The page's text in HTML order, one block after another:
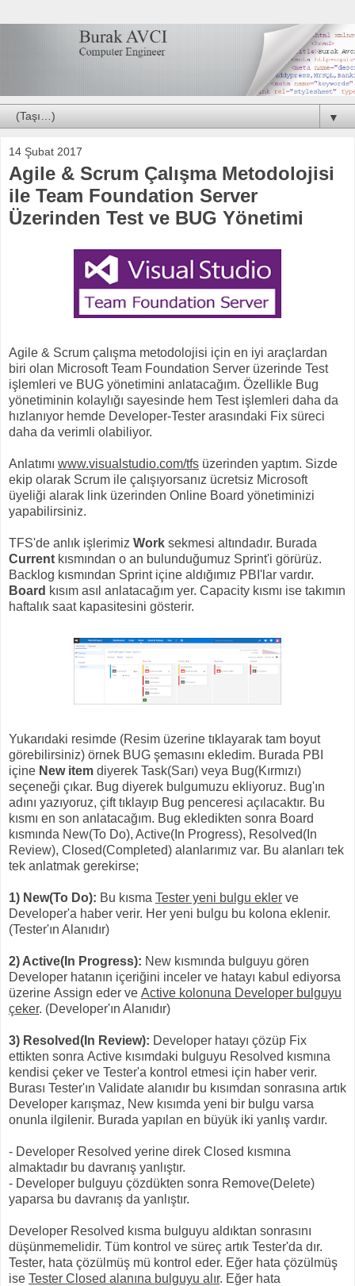
▼
14 Şubat 2017
Agile & Scrum Çalışma Metodolojisi
ile Team Foundation Server
Üzerinden Test ve BUG Yönetimi
Agile & Scrum çalışma metodolojisi için en iyi araçlardan
biri olan Microsoft Team Foundation Server üzerinde Test
işlemleri ve BUG yönetimini anlatacağım. Özellikle Bug
yönetiminin kolaylığı sayesinde hem Test işlemleri daha da
hızlanıyor hemde Developer-Tester arasındaki Fix süreci
daha da verimli olabiliyor.
Anlatımı www.visualstudio.com/tfs üzerinden yaptım. Sizde
ekip olarak Scrum ile çalışıyorsanız ücretsiz Microsoft
üyeliği alarak link üzerinden Online Board yönetiminizi
yapabilirsiniz.
TFS'de anlık işlerimiz Work sekmesi altındadır. Burada
Current kısmından o an bulunduğumuz Sprint'i görürüz.
Backlog kısmından Sprint içine aldığımız PBI'lar vardır.
Board kısım asıl anlatacağım yer. Capacity kısmı ise takımın
haftalık saat kapasitesini gösterir.
Yukarıdaki resimde (Resim üzerine tıklayarak tam boyut
görebilirsiniz) örnek BUG şemasını ekledim. Burada PBI
içine New item diyerek Task(Sarı) veya Bug(Kırmızı)
seçeneği çıkar. Bug diyerek bulgumuzu ekliyoruz. Bug'ın
adını yazıyoruz, çift tıklayıp Bug penceresi açılacaktır. Bu
kısmı en son anlatacağım. Bug ekledikten sonra Board
kısmında New(To Do), Active(In Progress), Resolved(In
Review), Closed(Completed) alanlarımız var. Bu alanları tek
tek anlatmak gerekirse;
1) New(To Do): Bu kısma Tester yeni bulgu ekler ve
Developer'a haber verir. Her yeni bulgu bu kolona eklenir.
(Tester'ın Alanıdır)
2) Active(In Progress): New kısmında bulguyu gören
Developer hatanın içeriğini inceler ve hatayı kabul ediyorsa
üzerine Assign eder ve Active kolonuna Developer bulguyu
çeker. (Developer'ın Alanıdır)
3) Resolved(In Review): Developer hatayı çözüp Fix
ettikten sonra Active kısımdaki bulguyu Resolved kısmına
kendisi çeker ve Tester'a kontrol etmesi için haber verir.
Burası Tester'ın Validate alanıdır bu kısımdan sonrasına artık
Developer karışmaz, New kısımda yeni bir bulgu varsa
onunla ilgilenir. Burada yapılan en büyük iki yanlış vardır.
- Developer Resolved yerine direk Closed kısmına
almaktadır bu davranış yanlıştır.
- Developer bulguyu çözdükten sonra Remove(Delete)
yaparsa bu davranış da yanlıştır.
Developer Resolved kısma bulguyu aldıktan sonrasını
düşünmemelidir. Tüm kontrol ve süreç artık Tester'da dır.
Tester, hata çözülmüş mü kontrol eder. Eğer hata çözülmüş
ise Tester Closed alanına bulguyu alır. Eğer hata